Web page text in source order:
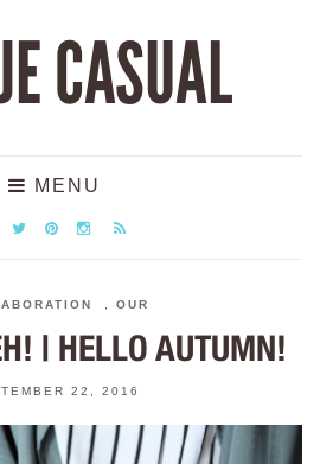
CASUAL
MENU
OUR
| HELLO AUTUMN!
22, 2016